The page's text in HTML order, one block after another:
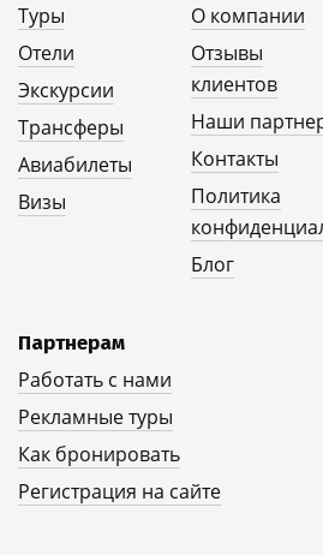
Туры
Отели
Экскурсии
Трансферы
Авиабилеты
Визы
О компании
Отзывы
клиентов
Наши
Контакты
Политика
Блог
Партнерам
Работать с нами
Рекламные туры
Как бронировать
Регистрация на сайте